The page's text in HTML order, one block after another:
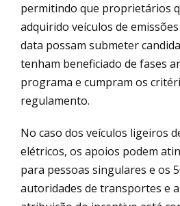
permitindo que proprietários
adquirido veículos de
data possam submeter
tenham beneficiado de fases
programa e cumpram os
regulamento.
No caso dos veículos ligeiros
elétricos, os apoios podem
para pessoas singulares e os
autoridades de transportes e